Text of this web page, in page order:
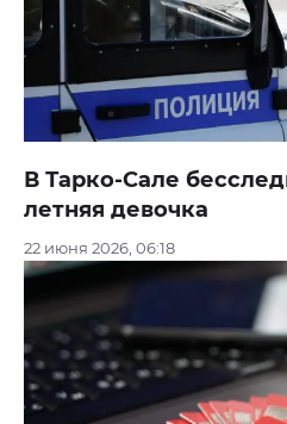
В Тарко‑Сале
летняя девочка
22 июня 2026, 06:18